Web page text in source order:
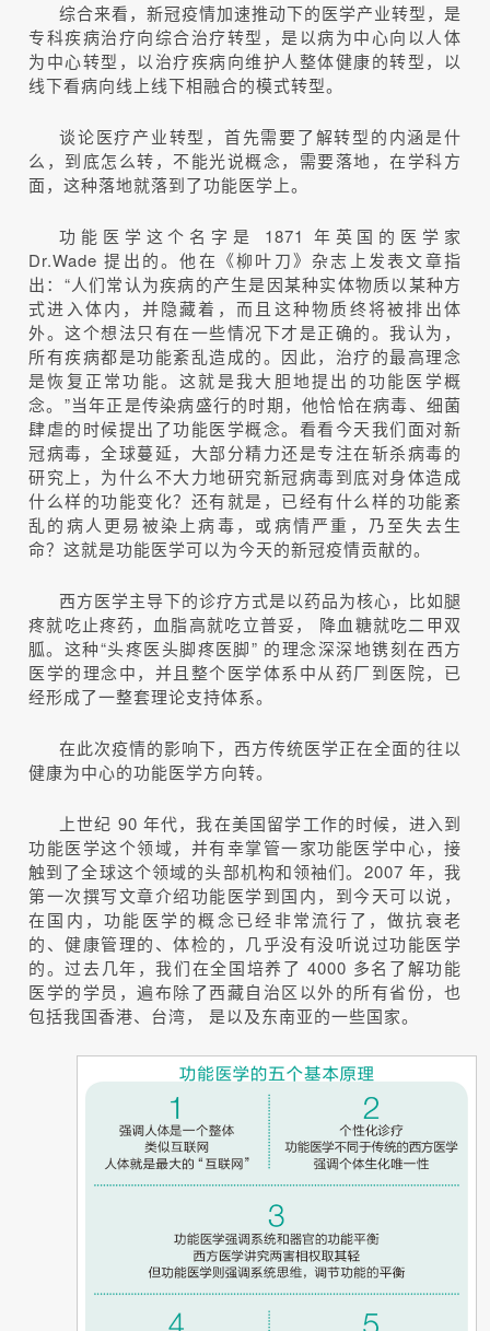
综合来看，新冠疫情加速推动下的医学产业转型，是
专科疾病治疗向综合治疗转型，是以病为中心向以人体
为中心转型，以治疗疾病向维护人整体健康的转型，以
线下看病向线上线下相融合的模式转型。
谈论医疗产业转型，首先需要了解转型的内涵是什
么，到底怎么转，不能光说概念，需要落地，在学科方
面，这种落地就落到了功能医学上。
功能医学这个名字是 1871 年英国的医学家
Dr.Wade 提出的。他在《柳叶刀》杂志上发表文章指
出：“人们常认为疾病的产生是因某种实体物质以某种方
式进入体内，并隐藏着，而且这种物质终将被排出体
外。这个想法只有在一些情况下才是正确的。我认为，
所有疾病都是功能紊乱造成的。因此，治疗的最高理念
是恢复正常功能。这就是我大胆地提出的功能医学概
念。”当年正是传染病盛行的时期，他恰恰在病毒、细菌
肆虐的时候提出了功能医学概念。看看今天我们面对新
冠病毒，全球蔓延，大部分精力还是专注在斩杀病毒的
研究上，为什么不大力地研究新冠病毒到底对身体造成
什么样的功能变化？还有就是，已经有什么样的功能紊
乱的病人更易被染上病毒，或病情严重，乃至失去生
命？这就是功能医学可以为今天的新冠疫情贡献的。
西方医学主导下的诊疗方式是以药品为核心，比如腿
疼就吃止疼药，血脂高就吃立普妥， 降血糖就吃二甲双
胍。这种“头疼医头脚疼医脚” 的理念深深地镌刻在西方
医学的理念中，并且整个医学体系中从药厂到医院，已
经形成了一整套理论支持体系。
在此次疫情的影响下，西方传统医学正在全面的往以
健康为中心的功能医学方向转。
上世纪 90 年代，我在美国留学工作的时候，进入到
功能医学这个领域，并有幸掌管一家功能医学中心，接
触到了全球这个领域的头部机构和领袖们。2007 年，我
第一次撰写文章介绍功能医学到国内，到今天可以说，
在国内，功能医学的概念已经非常流行了，做抗衰老
的、健康管理的、体检的，几乎没有没听说过功能医学
的。过去几年，我们在全国培养了 4000 多名了解功能
医学的学员，遍布除了西藏自治区以外的所有省份，也
包括我国香港、台湾， 是以及东南亚的一些国家。